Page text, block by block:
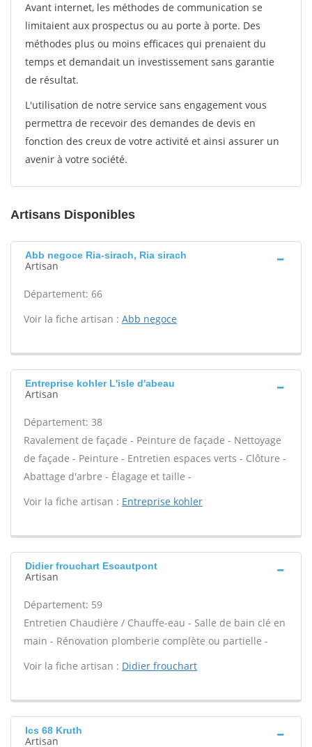
Avant internet, les méthodes de communication se
limitaient aux prospectus ou au porte à porte. Des
méthodes plus ou moins efficaces qui prenaient du
temps et demandait un investissement sans garantie
de résultat.
L'utilisation de notre service sans engagement vous
permettra de recevoir des demandes de devis en
fonction des creux de votre activité et ainsi assurer un
avenir à votre société.
Artisans Disponibles
Abb negoce Ria-sirach, Ria sirach
Artisan
Département: 66
Voir la fiche artisan : Abb negoce
Entreprise kohler L'isle d'abeau
Artisan
Département: 38
Ravalement de façade - Peinture de façade - Nettoyage
de façade - Peinture - Entretien espaces verts - Clôture -
Abattage d'arbre - Élagage et taille -
Voir la fiche artisan : Entreprise kohler
Didier frouchart Escautpont
Artisan
Département: 59
Entretien Chaudière / Chauffe-eau - Salle de bain clé en
main - Rénovation plomberie complète ou partielle -
Voir la fiche artisan : Didier frouchart
Ics 68 Kruth
Artisan